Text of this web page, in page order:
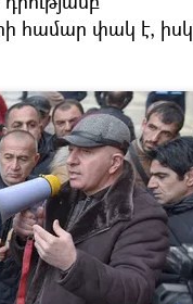
համար փակ է, իսկ